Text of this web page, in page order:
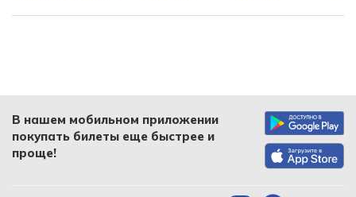
В нашем мобильном приложении
покупать билеты еще быстрее и
проще!